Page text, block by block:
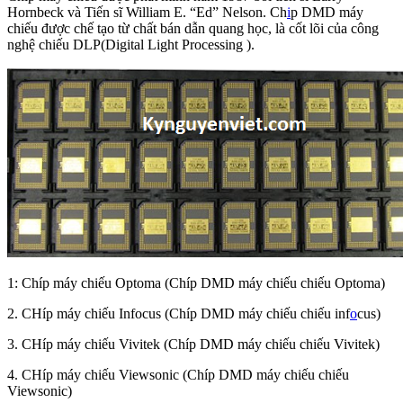
Hornbeck và Tiến sĩ William E. “Ed” Nelson. Chip DMD máy
chiếu được chế tạo từ chất bán dẫn quang học, là cốt lõi của công
nghệ chiếu DLP(Digital Light Processing ).
1: Chíp máy chiếu Optoma (Chíp DMD máy chiếu chiếu Optoma)
2. CHíp máy chiếu Infocus (Chíp DMD máy chiếu chiếu infocus)
3. CHíp máy chiếu Vivitek (Chíp DMD máy chiếu chiếu Vivitek)
4. CHíp máy chiếu Viewsonic (Chíp DMD máy chiếu chiếu
Viewsonic)